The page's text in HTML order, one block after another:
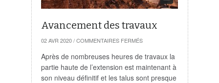
Avancement des travaux
02 AVR 2020 / COMMENTAIRES FERMÉSSUR
DES
TRAVAUX
Après de nombreuses heures de travaux la
partie haute de l’extension est maintenant à
son niveau définitif et les talus sont presque